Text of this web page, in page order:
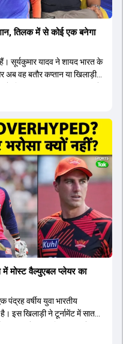
तिलक में से कोई एक बनेगा
सूर्यकुमार यादव ने शायद भारत के
वह बतौर कप्तान या खिलाड़ी
के खिलाफ आगामी टी20 सीरीज के
श्रेयस अय्यर सबसे आगे चल रहे
और रजत पाटीदार कप्तानी की
को तीसरे ओपनर के तौर पर
और संजू सैमसन पहली पसंद
ज्यादा मौके मिलेंगे। अजीत
गौतम गंभीर आगामी टी20 वर्ल्ड
विजन लेकर चल रहे हैं।
में मोस्ट वैल्युएबल प्लेयर का
वर्षीय युवा भारतीय
इस खिलाड़ी ने टूर्नामेंट में सात
प्लेयर का खिताब अपने नाम
टीम के वर्तमान कप्तान और